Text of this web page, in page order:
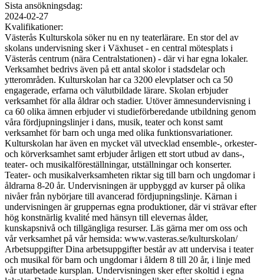
Sista ansökningsdag:
2024-02-27
Kvalifikationer:
Västerås Kulturskola söker nu en ny teaterlärare. En stor del av
skolans undervisning sker i Växhuset - en central mötesplats i
Västerås centrum (nära Centralstationen) - där vi har egna lokaler.
Verksamhet bedrivs även på ett antal skolor i stadsdelar och
ytterområden. Kulturskolan har ca 3200 elevplatser och ca 50
engagerade, erfarna och välutbildade lärare. Skolan erbjuder
verksamhet för alla åldrar och stadier. Utöver ämnesundervisning i
ca 60 olika ämnen erbjuder vi studieförberedande utbildning genom
våra fördjupningslinjer i dans, musik, teater och konst samt
verksamhet för barn och unga med olika funktionsvariationer.
Kulturskolan har även en mycket väl utvecklad ensemble-, orkester-
och körverksamhet samt erbjuder årligen ett stort utbud av dans-,
teater- och musikalföreställningar, utställningar och konserter.
Teater- och musikalverksamheten riktar sig till barn och ungdomar i
åldrarna 8-20 år. Undervisningen är uppbyggd av kurser på olika
nivåer från nybörjare till avancerad fördjupningslinje. Kärnan i
undervisningen är gruppernas egna produktioner, där vi strävar efter
hög konstnärlig kvalité med hänsyn till elevernas ålder,
kunskapsnivå och tillgängliga resurser. Läs gärna mer om oss och
vår verksamhet på vår hemsida: www.vasteras.se/kulturskolan/
Arbetsuppgifter Dina arbetsuppgifter består av att undervisa i teater
och musikal för barn och ungdomar i åldern 8 till 20 år, i linje med
vår utarbetade kursplan. Undervisningen sker efter skoltid i egna